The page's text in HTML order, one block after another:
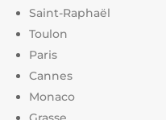
Saint-Raphaël
Toulon
Paris
Cannes
Monaco